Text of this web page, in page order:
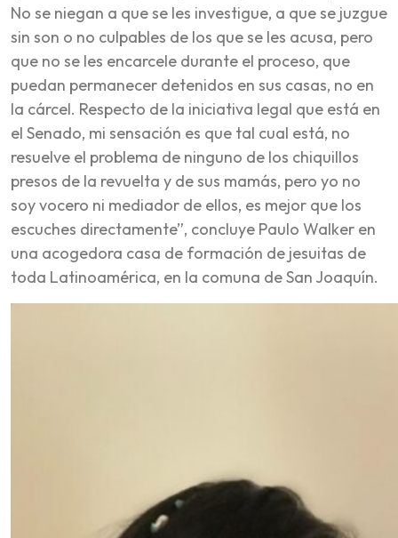
No se niegan a que se les investigue, a que se juzgue
sin son o no culpables de los que se les acusa, pero
que no se les encarcele durante el proceso, que
puedan permanecer detenidos en sus casas, no en
la cárcel. Respecto de la iniciativa legal que está en
el Senado, mi sensación es que tal cual está, no
resuelve el problema de ninguno de los chiquillos
presos de la revuelta y de sus mamás, pero yo no
soy vocero ni mediador de ellos, es mejor que los
escuches directamente”, concluye Paulo Walker en
una acogedora casa de formación de jesuitas de
toda Latinoamérica, en la comuna de San Joaquín.